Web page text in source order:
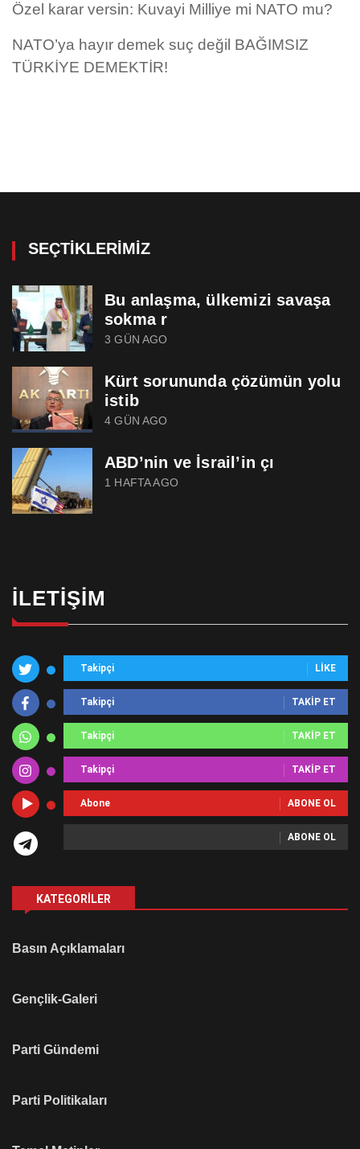
Özel karar versin: Kuvayi Milliye mi NATO mu?
NATO’ya hayır demek suç değil BAĞIMSIZ
TÜRKİYE DEMEKTİR!
SEÇTIKLERIMIZ
Bu anlaşma, ülkemizi savaşa
sokma r
3 GÜN AGO
Kürt sorununda çözümün yolu
istib
4 GÜN AGO
ABD’nin ve İsrail’in çı
1 HAFTA AGO
İLETIŞIM
Takipçi LIKE
Takipçi TAKIP ET
Takipçi TAKIP ET
Takipçi TAKIP ET
Abone ABONE OL
ABONE OL
KATEGORILER
Basın Açıklamaları
Gençlik-Galeri
Parti Gündemi
Parti Politikaları